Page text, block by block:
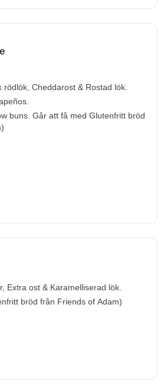
rödlök, Cheddarost & Rostad lök.
buns. Går att få med Glutenfritt bröd
Extra ost & Karamelliserad lök.
bröd från Friends of Adam)